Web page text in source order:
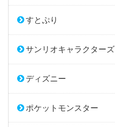
すとぷり
サンリオキャラクターズ
ディズニー
ポケットモンスター